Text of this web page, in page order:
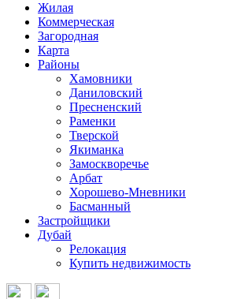
Жилая
Коммерческая
Загородная
Карта
Районы
Хамовники
Даниловский
Пресненский
Раменки
Тверской
Якиманка
Замоскворечье
Арбат
Хорошево-Мневники
Басманный
Застройщики
Дубай
Релокация
Купить недвижимость